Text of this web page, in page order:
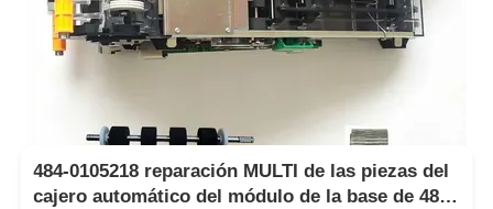
484-0105218 reparación MULTI de las piezas del
cajero automático del módulo de la base de 484-